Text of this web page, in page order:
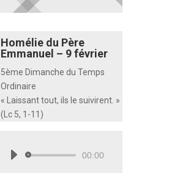
Homélie du Père
Emmanuel – 9 février
5ème Dimanche du Temps
Ordinaire
« Laissant tout, ils le suivirent. »
(Lc 5, 1-11)
Lecteur00:00